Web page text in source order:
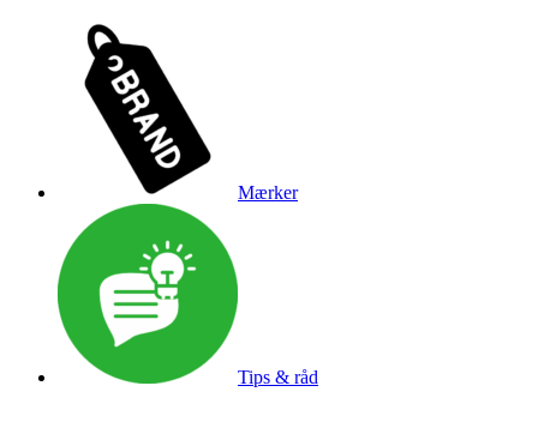
Mærker
Tips & råd